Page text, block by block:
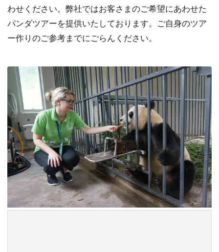
わせください。弊社ではお客さまのご希望にあわせた
パンダツアーを提供いたしております。ご自身のツア
ー作りのご参考までにごらんください。